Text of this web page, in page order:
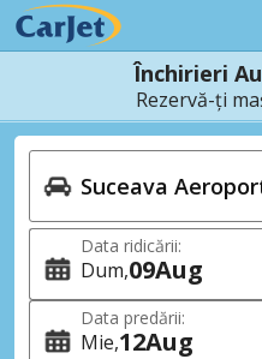
Închirieri
Rezervă-ți
Data ridicării:
Dum 09Aug
Data predării:
Mie 12Aug